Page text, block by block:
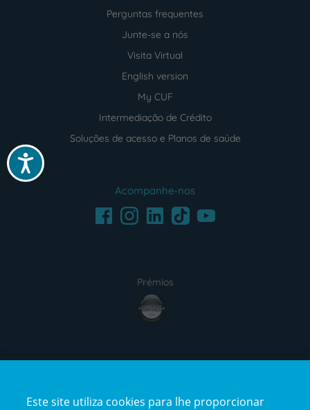
Acessibilidade
Perguntas frequentes
Junte-se a nós
Visita Virtual
English version
My CUF
Intermediação de Crédito
Soluções de acesso e Planos de saúde
Acompanhe-nos
FacebookInstagramLinkedInTikTokYoutube
Prémios
award4
certification2certification3
Este site utiliza cookies para lhe proporcionar